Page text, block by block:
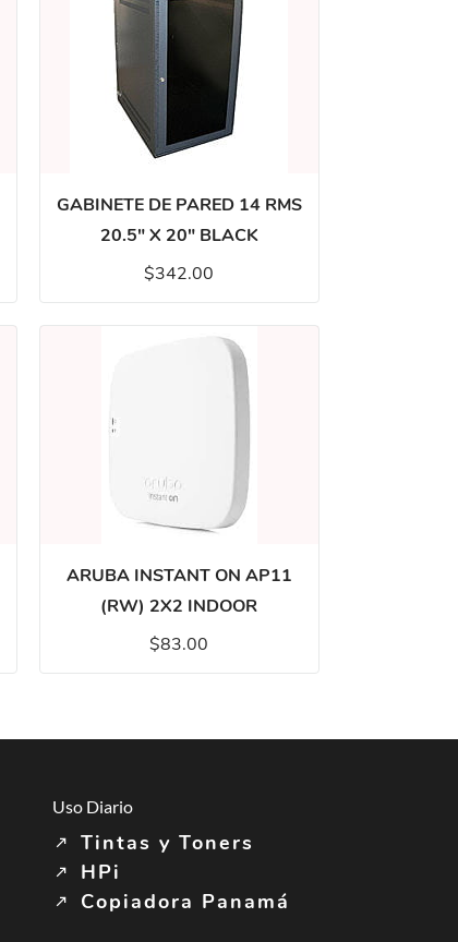
GABINETE DE PARED 14 RMS
20.5" X 20" BLACK
$342.00
ARUBA INSTANT ON AP11
(RW) 2X2 INDOOR
$83.00
Uso Diario
Tintas y Toners
HPi
Copiadora Panamá